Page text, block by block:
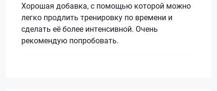
Хорошая добавка, с помощью которой можно
легко продлить тренировку по времени и
сделать её более интенсивной. Очень
рекомендую попробовать.